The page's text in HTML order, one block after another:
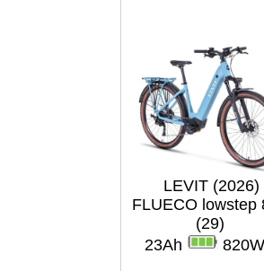
LEVIT (2026)
FLUECO lowstep
(29)
23Ah